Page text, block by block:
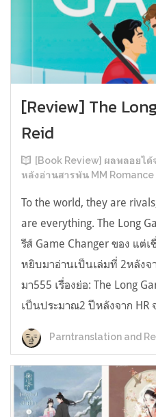
[Review] The
Reid
[Book Review] ผลพลอยไ
หลังอ่านสารพัน MM Romance
To the world, they are
are everything. The Long
รีส์ Game Changer ของ แต่เ
หยิบมาอ่านเป็นเล่มที่ 2หลังจ
มา555 เรื่องย่อ: The Long
เป็นประมาณ2 ปีหลังจาก HR
Parntranslation and